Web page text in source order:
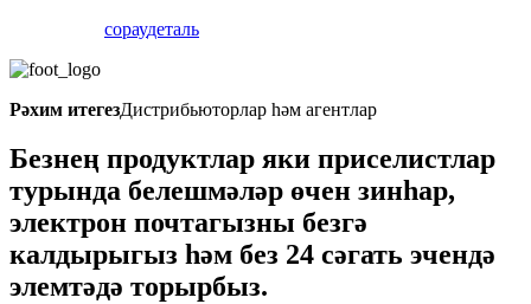
сораудеталь
Рәхим итегезДистрибьюторлар һәм агентлар
Безнең продуктлар яки приселистлар
турында белешмәләр өчен зинһар,
электрон почтагызны безгә
калдырыгыз һәм без 24 сәгать эчендә
элемтәдә торырбыз.